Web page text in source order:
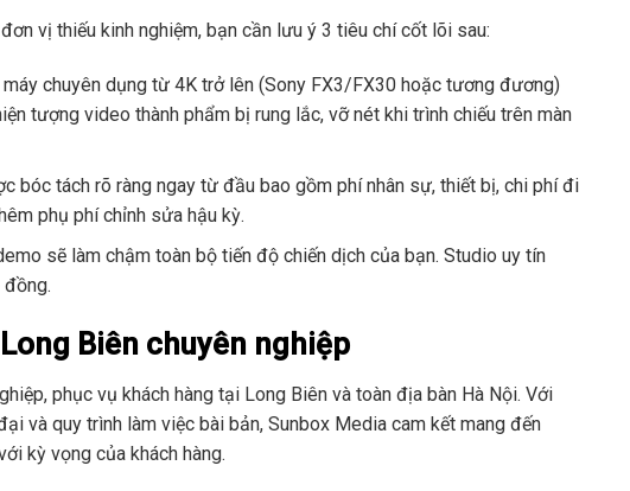
vị thiếu kinh nghiệm, bạn cần lưu ý 3 tiêu chí cốt lõi sau:
chuyên dụng từ 4K trở lên (Sony FX3/FX30 hoặc tương đương)
tượng video thành phẩm bị rung lắc, vỡ nét khi trình chiếu trên màn
bóc tách rõ ràng ngay từ đầu bao gồm phí nhân sự, thiết bị, chi phí đi
phụ phí chỉnh sửa hậu kỳ.
sẽ làm chậm toàn bộ tiến độ chiến dịch của bạn. Studio uy tín
Biên chuyên nghiệp
phục vụ khách hàng tại Long Biên và toàn địa bàn Hà Nội. Với
và quy trình làm việc bài bản, Sunbox Media cam kết mang đến
kỳ vọng của khách hàng.